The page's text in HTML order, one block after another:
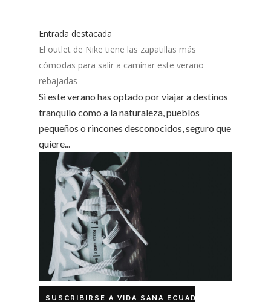
Entrada destacada
El outlet de Nike tiene las zapatillas más
cómodas para salir a caminar este verano
rebajadas
Si este verano has optado por viajar a destinos
tranquilo como a la naturaleza, pueblos
pequeños o rincones desconocidos, seguro que
quiere...
SUSCRIBIRSE A VIDA SANA ECUADOR